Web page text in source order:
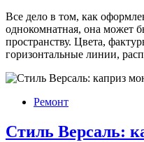
Все дело в том, как
однокомнатная, она может
пространству. Цвета,
горизонтальные линии,
Ремонт
Стиль Версаль: